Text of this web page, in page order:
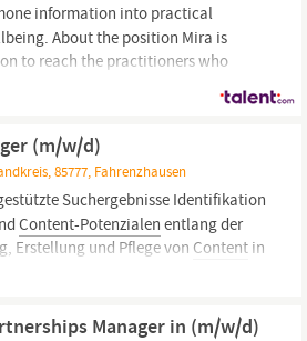
information into practical
About the position Mira is
to reach the practitioners who
We re hiring a Health Tech
that educates and
(m/w/d)
85777, Fahrenzhausen
Suchergebnisse Identifikation
Content-Potenzialen entlang der
Erstellung und Pflege von Content in
Verantwortung für
Produktseiten Steuerung von
von...Manager in (m/w/d)